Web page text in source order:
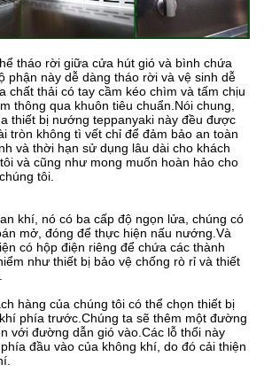
tháo rời giữa cửa hút gió và bình chứa
phận này dễ dàng tháo rời và vệ sinh dễ
chất thải có tay cầm kéo chìm và tấm chịu
thông qua khuôn tiêu chuẩn.Nói chung,
thiết bị nướng teppanyaki này đều được
tròn không tì vết chỉ để đảm bảo an toàn
và thời hạn sử dụng lâu dài cho khách
và cũng như mong muốn hoàn hảo cho
tôi.
khí, nó có ba cấp độ ngọn lửa, chúng có
mở, đóng để thực hiện nấu nướng.Và
có hộp điện riêng để chứa các thành
như thiết bị bảo vệ chống rò rỉ và thiết
hàng của chúng tôi có thể chọn thiết bị
phía trước.Chúng ta sẽ thêm một đường
với đường dẫn gió vào.Các lỗ thổi này
đầu vào của không khí, do đó cải thiện